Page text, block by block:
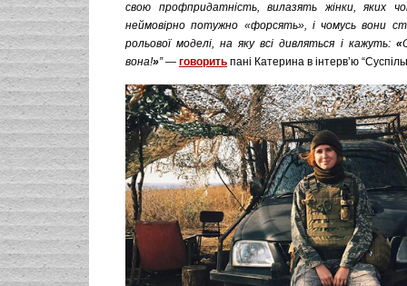
свою профпридатність, вилазять жінки, яких
неймовірно потужно «форсять», і чомусь вони
рольової моделі, на яку всі дивляться і кажуть: «
вона!»”— говорить пані Катерина в інтерв’ю